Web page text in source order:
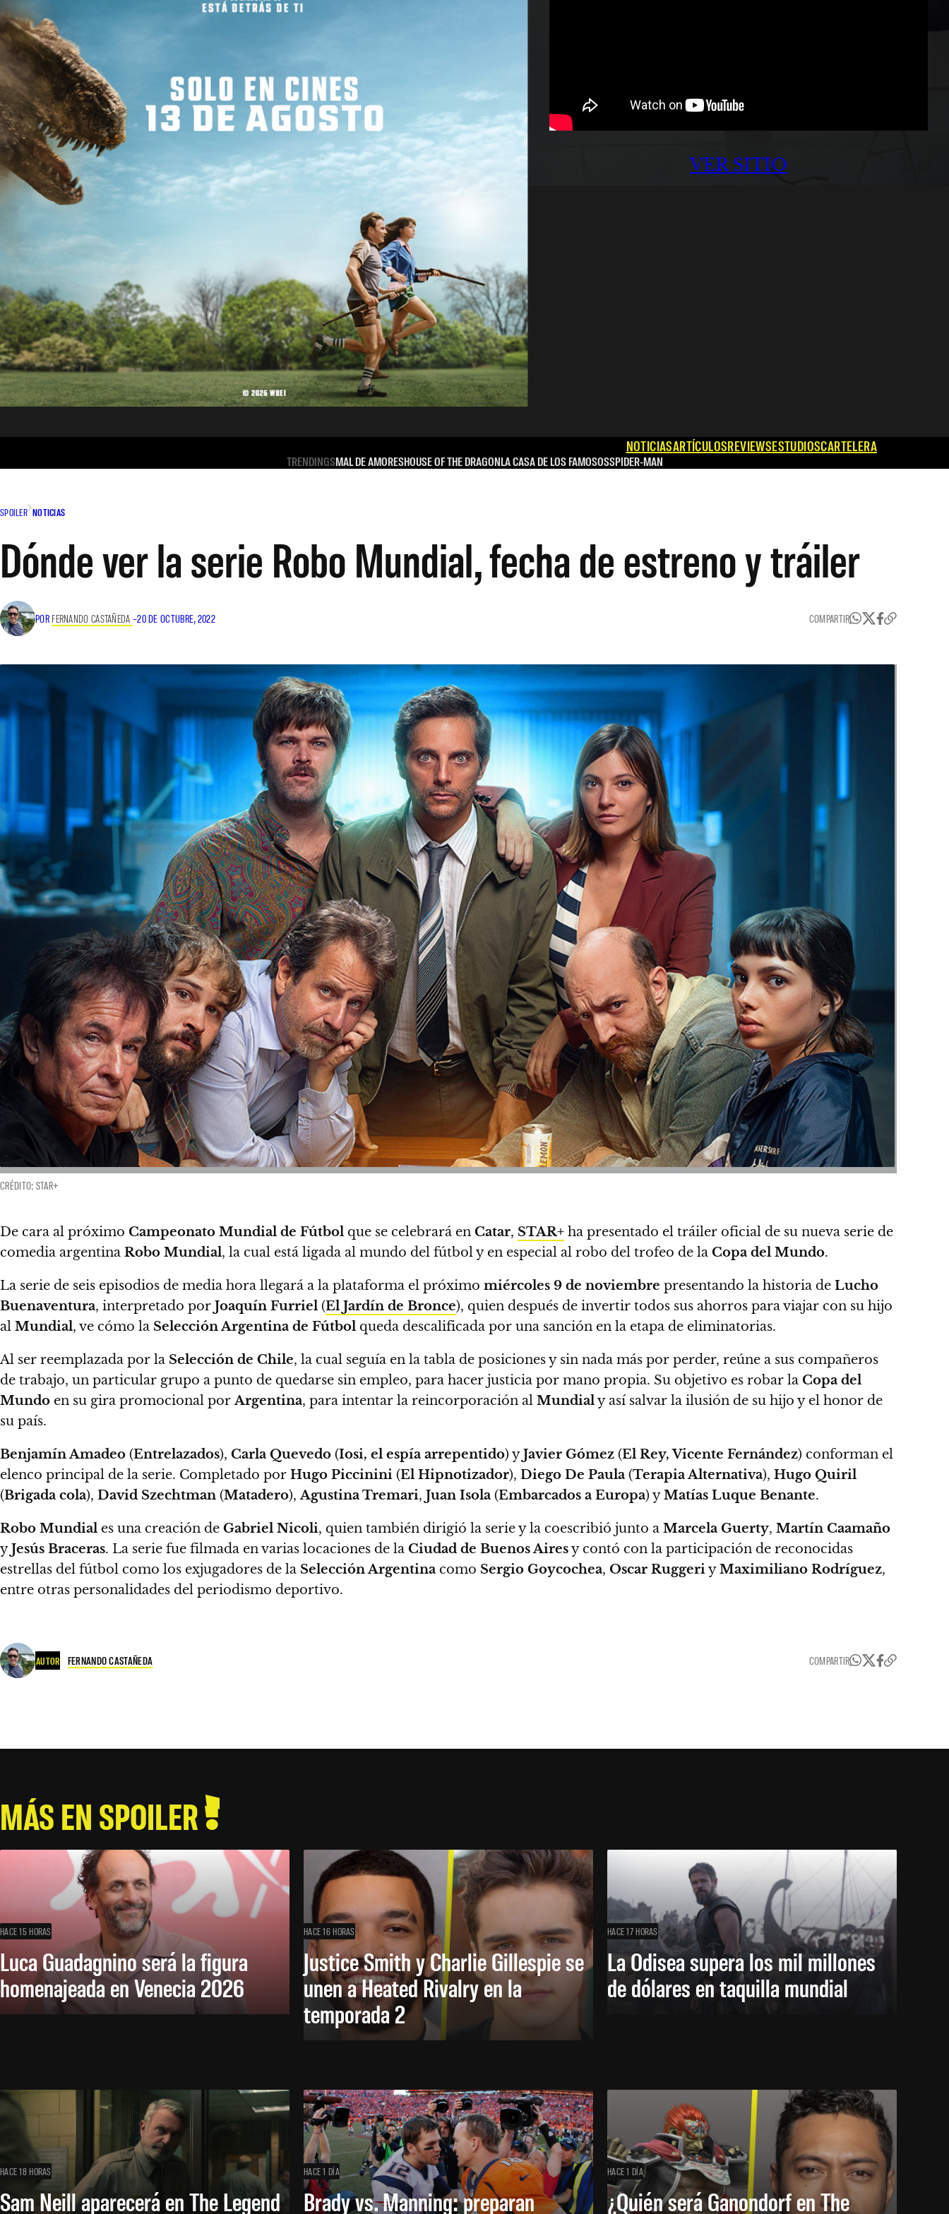
VER SITIO
NOTICIASARTÍCULOSREVIEWSESTUDIOSCARTELERA
TRENDINGSMAL DE AMORESHOUSE OF THE DRAGONLA CASA DE LOS FAMOSOSSPIDER-MAN
SPOILER NOTICIAS
Dónde ver la serie Robo Mundial, fecha de estreno y tráiler
POR FERNANDO CASTAÑEDA –20 DE OCTUBRE, 2022 COMPARTIR
CRÉDITO: STAR+
De cara al próximo Campeonato Mundial de Fútbol que se celebrará en Catar, STAR+ ha presentado el tráiler oficial de su nueva serie de
comedia argentina Robo Mundial, la cual está ligada al mundo del fútbol y en especial al robo del trofeo de la Copa del Mundo.
La serie de seis episodios de media hora llegará a la plataforma el próximo miércoles 9 de noviembre presentando la historia de Lucho
Buenaventura, interpretado por Joaquín Furriel (El Jardín de Bronce), quien después de invertir todos sus ahorros para viajar con su hijo
al Mundial, ve cómo la Selección Argentina de Fútbol queda descalificada por una sanción en la etapa de eliminatorias.
Al ser reemplazada por la Selección de Chile, la cual seguía en la tabla de posiciones y sin nada más por perder, reúne a sus compañeros
de trabajo, un particular grupo a punto de quedarse sin empleo, para hacer justicia por mano propia. Su objetivo es robar la Copa del
Mundo en su gira promocional porArgentina, para intentar la reincorporación al Mundialy así salvar la ilusión de su hijo y el honor de
su país.
Benjamín Amadeo (Entrelazados), Carla Quevedo (Iosi, el espía arrepentido) yJavier Gómez (El Rey, Vicente Fernández) conforman el
elenco principal de la serie. Completado por Hugo Piccinini (El Hipnotizador), Diego De Paula (Terapia Alternativa), Hugo Quiril
(Brigada cola), David Szechtman (Matadero),Agustina Tremari, Juan Isola (Embarcados a Europa) yMatías Luque Benante.
Robo Mundial es una creación de Gabriel Nicoli, quien también dirigió la serie y la coescribió junto a Marcela Guerty, Martín Caamaño
yJesús Braceras. La serie fue filmada en varias locaciones de la Ciudad de Buenos Airesy contó con la participación de reconocidas
estrellas del fútbol como los exjugadores de la Selección Argentina como Sergio Goycochea, Oscar RuggeriyMaximiliano Rodríguez,
entre otras personalidades del periodismo deportivo.
AUTOR FERNANDO CASTAÑEDA COMPARTIR
MÁS EN SPOILER
HACE 15 HORAS
Luca Guadagnino será la figura
homenajeada en Venecia 2026
HACE 16 HORAS
Justice Smith y Charlie Gillespie se
unen a Heated Rivalry en la
temporada 2
HACE 17 HORAS
La Odisea supera los mil millones
de dólares en taquilla mundial
HACE 18 HORAS
Sam Neill aparecerá en The Legend
HACE 1 DÍA
Brady vs. Manning: preparan
HACE 1 DÍA
¿Quién será Ganondorf en The